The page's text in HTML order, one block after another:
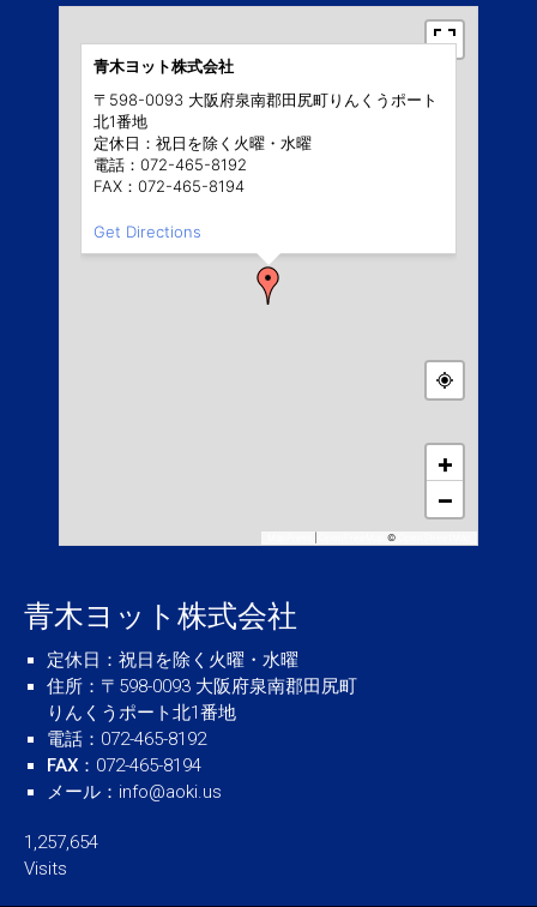
+
−
©
青木ヨット株式会社
〒598-0093 大阪府泉南郡田尻町りんくうポート
北1番地
定休日：祝日を除く火曜・水曜
電話：072-465-8192
FAX：072-465-8194
Get Directions
青木ヨット株式会社
定休日 ：祝日を除く火曜・水曜
住所 ：〒598-0093 大阪府泉南郡田尻町
りんくうポート北1番地
電話 ：072-465-8192
FAX ：072-465-8194
メール ： info@aoki.us
1,257,654
Visits